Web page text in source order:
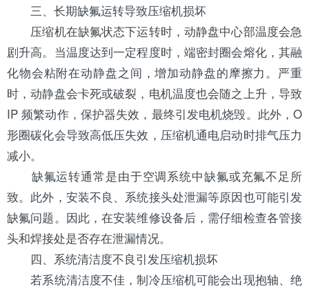
三、长期缺氟运转导致压缩机损坏
压缩机在缺氟状态下运转时，动静盘中心部温度会急
剧升高。当温度达到一定程度时，端密封圈会熔化，其融
化物会粘附在动静盘之间，增加动静盘的摩擦力。严重
时，动静盘会卡死或破裂，电机温度也会随之上升，导致
IP 频繁动作，保护器失效，最终引发电机烧毁。此外，O
形圈碳化会导致高低压失效，压缩机通电启动时排气压力
减小。
缺氟运转通常是由于空调系统中缺氟或充氟不足所
致。此外，安装不良、系统接头处泄漏等原因也可能引发
缺氟问题。因此，在安装维修设备后，需仔细检查各管接
头和焊接处是否存在泄漏情况。
四、系统清洁度不良引发压缩机损坏
若系统清洁度不佳，制冷压缩机可能会出现抱轴、绝